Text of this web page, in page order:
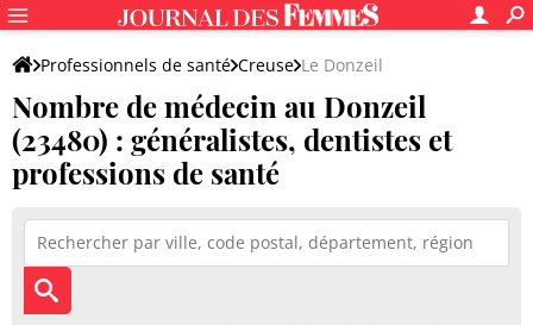
Professionnels de santé Creuse Le Donzeil
Nombre de médecin au Donzeil
(23480) : généralistes, dentistes et
professions de santé